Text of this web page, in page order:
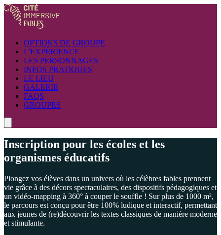
OPTIONS DE GROUPE
L'EXPÉRIENCE
LES PERSONNAGES
INFOS PRATIQUES
LE LIEU
GALERIE
FAQS
GROUPES
Inscription pour les écoles et les
organismes éducatifs
Plongez vos élèves dans un univers où les célèbres fables prennent
vie grâce à des décors spectaculaires, des dispositifs pédagogiques et
un vidéo-mapping à 360° à couper le souffle ! Sur plus de 1000 m²,
le parcours est conçu pour être 100% ludique et interactif, permettant
aux jeunes de (re)découvrir les textes classiques de manière moderne
et stimulante.